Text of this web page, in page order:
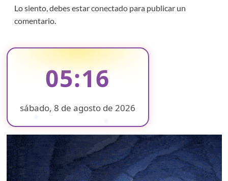
Lo siento, debes estarconectadopara publicar un
comentario.
05:16
sábado, 8 de agosto de 2026
❄
❄